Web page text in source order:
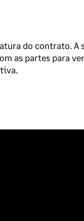
do contrato. A
as partes para